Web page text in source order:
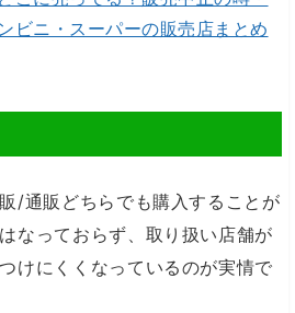
ビニ・スーパーの販売店まとめ
/通販どちらでも購入することが
なっておらず、取り扱い店舗が
けにくくなっているのが実情で